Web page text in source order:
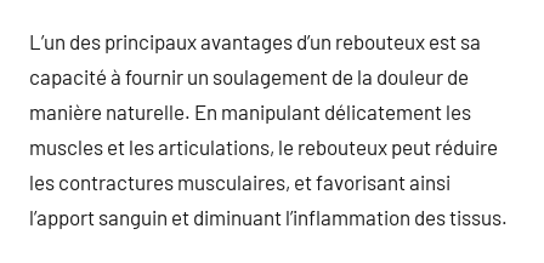
L’un des principaux avantages d’un rebouteux est sa
capacité à fournir un soulagement de la douleur de
manière naturelle. En manipulant délicatement les
muscles et les articulations, le rebouteux peut réduire
les contractures musculaires, et favorisant ainsi
l’apport sanguin et diminuant l’inflammation des tissus.